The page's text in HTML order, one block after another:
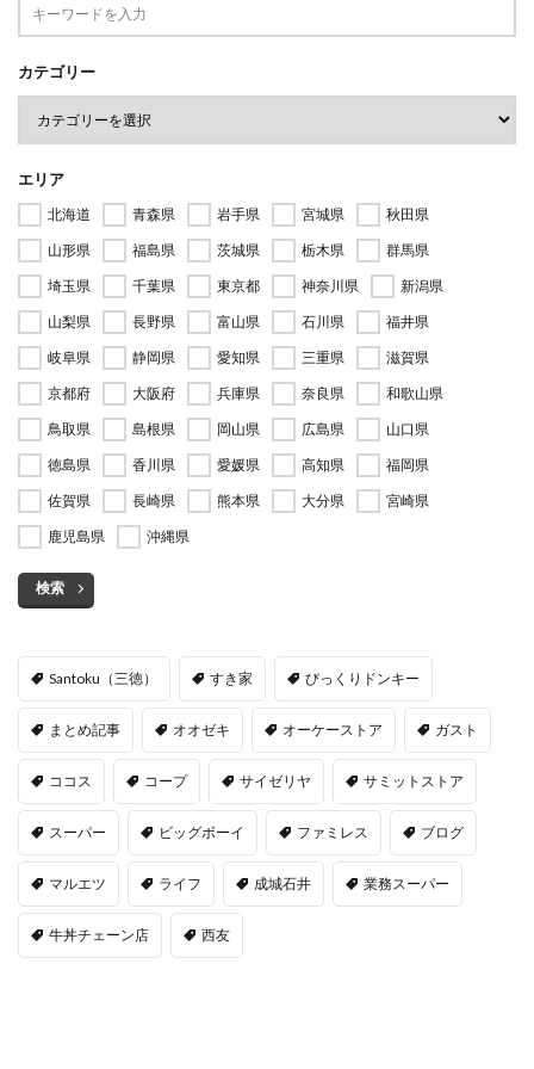
カテゴリー
エリア
北海道 青森県 岩手県 宮城県
秋田県
山形県
福島県 茨城県 栃木県
群馬県
埼玉県
千葉県 東京都 神奈川県
新潟県
山梨県
長野県 富山県 石川県
福井県
岐阜県
静岡県 愛知県 三重県
滋賀県
京都府
大阪府 兵庫県 奈良県
和歌山県
鳥取県
島根県 岡山県 広島県
山口県
徳島県
香川県 愛媛県 高知県
福岡県
佐賀県
長崎県 熊本県 大分県
宮崎県
鹿児島県
沖縄県
検索
Santoku（三徳） すき家 びっくりドンキー
まとめ記事 オオゼキ オーケーストア ガスト
ココス コープ サイゼリヤ サミットストア
スーパー ビッグボーイ ファミレス ブログ
マルエツ ライフ 成城石井 業務スーパー
牛丼チェーン店 西友